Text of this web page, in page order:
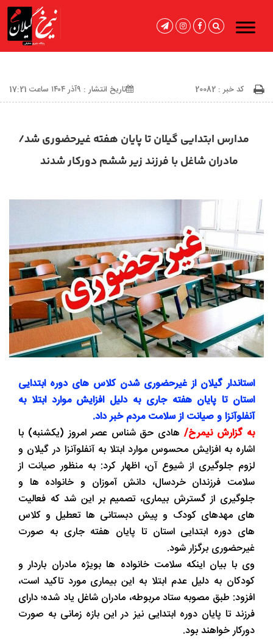
کد خبر : 20082 تاریخ انتشار : ۹آذر ۱۴۰۴ ساعت 17:21
مدارس ابتدایی گیلان تا پایان هفته غیرحضوری شد/
مادران شاغل با فرزند زیر ششم دورکار شدند
استاندار گیلان از غیرحضوری شدن کلاس های دوره ابتدایی
استان تا پایان هفته جاری به دلیل افزایش موارد ابتلا به
آنفلوآنزا و صیانت از سلامت مردم خبر داد.
به گزارش نیمرخ/هادی حق شناس عصر امروز (یکشنبه) با
اشاره به افزایش محسوس موارد ابتلا به آنفلوآنزا در گیلان و
لزوم جلوگیری از شیوع آن، اظهار کرد: به منظور صیانت از
سلامت فرزندان خردسال، دانش آموزان و خانواده ها و
جلوگیری از گسترش بیماری، تصمیم بر این شد که فعالیت
های مهدهای کودک و پیش دبستانی ها تعطیل و کلاس
های دوره ابتدایی استان تا پایان هفته جاری به صورت
غیرحضوری برگزار شود.
وی با بیان اینکه سلامت خانواده ها بویژه مادران باردار و
کودکان به دلیل عدم ابتلا به این بیماری مورد تاکید است،
افزود: طبق مصوبه ستاد مربوطه، مادران شاغل یاد شده؛ دارای
فرزند تا پایان دوره ابتدایی نیز در این بازه زمانی به صورت
دورکار خواهند بود.